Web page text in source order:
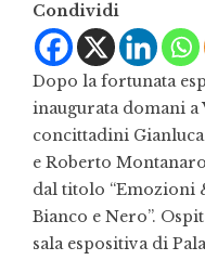
Condividi
Dopo la fortunata
inaugurata domani a
concittadini
e Roberto
dal titolo “Emozioni
Bianco e Nero”.
sala espositiva di